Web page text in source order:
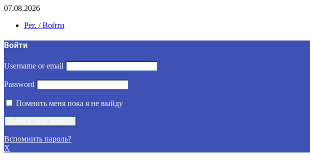
07.08.2026
Рег. / Войти
Войти
Username or email
Password
Помнить меня пока я не выйду
Вспомнить пароль?
X